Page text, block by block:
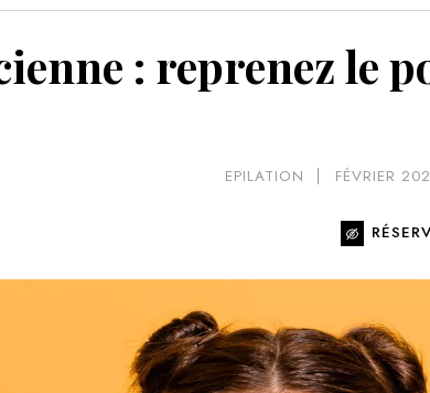
: reprenez le
EPILATION FÉVRIER